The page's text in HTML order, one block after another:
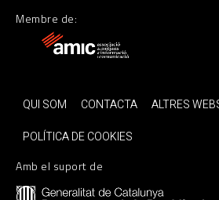
Membre de:
QUI SOM CONTACTA ALTRES
POLÍTICA DE COOKIES
Amb el suport de